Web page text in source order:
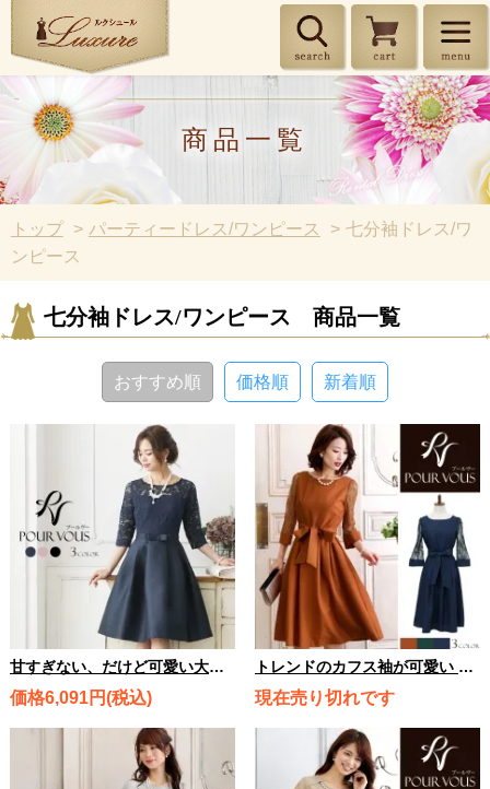
商品一覧
トップ パーティードレス/ワンピース
七分袖ドレス/ワ
ンピース
七分袖ドレス/ワンピース 商品一覧
おすすめ順 価格順 新着順
甘すぎない、だけど可愛い大人 レースエレガントクラシックドレス 2554
価格6,091円(税込)
トレンドのカフス袖が可愛い Aラインレーススリーブワンピース 2854
現在売り切れです